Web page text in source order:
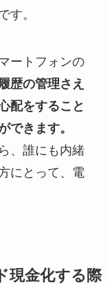
す。
ートフォンの
歴の管理さえ
配をすること
できます。
、誰にも内緒
にとって、電
現金化する際